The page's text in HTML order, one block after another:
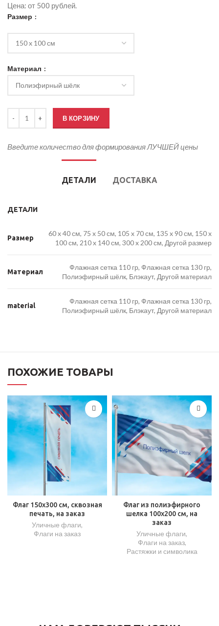
Цена: от 500 рублей.
Размер
Материал
В КОРЗИНУ
Введите количество для формирования ЛУЧШЕЙ цены
ДЕТАЛИ ДОСТАВКА
ДЕТАЛИ
Размер
60 x 40 см, 75 x 50 см, 105 x 70 см, 135 x 90 см, 150 x
100 см, 210 x 140 см, 300 x 200 см, Другой размер
Материал
Флажная сетка 110 гр, Флажная сетка 130 гр,
Полиэфирный шёлк, Блэкаут, Другой материал
material
Флажная сетка 110 гр, Флажная сетка 130 гр,
Полиэфирный шёлк, Блэкаут, Другой материал
ПОХОЖИЕ ТОВАРЫ
Флаг 150х300 см, сквозная
печать, на заказ
Уличные флаги,
Флаги на заказ
Флаг из полиэфирного
шелка 100х200 см, на
заказ
Уличные флаги,
Флаги на заказ,
Растяжки и символика